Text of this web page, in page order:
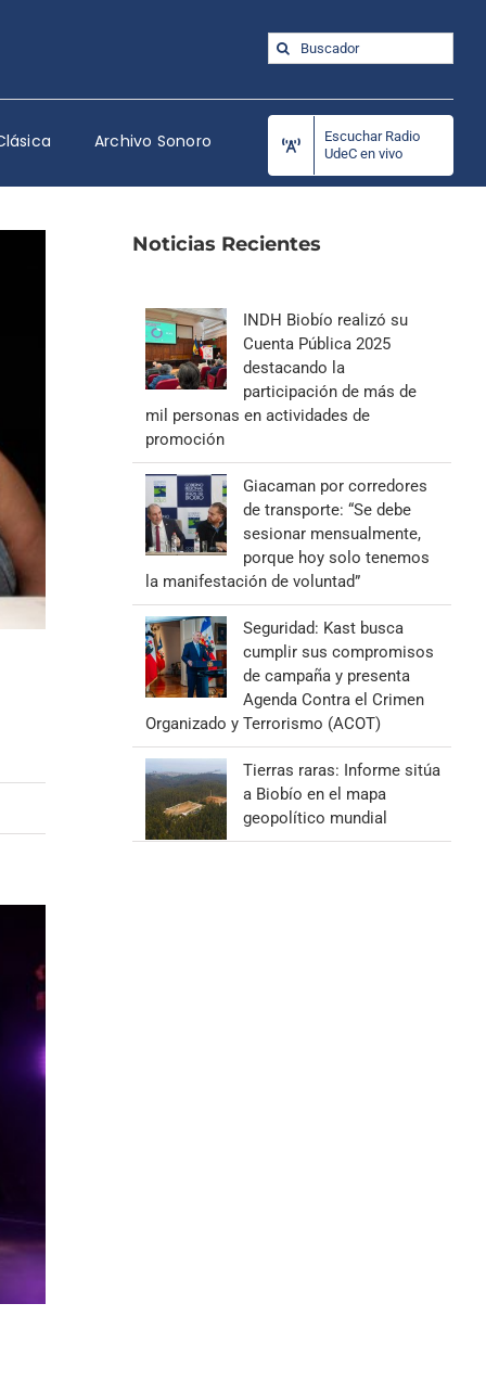
Buscar:
Archivo Sonoro
Escuchar Radio
UdeC en vivo
Noticias Recientes
INDH Biobío realizó su
Cuenta Pública 2025
destacando la
participación de más de
mil personas en actividades de
promoción
Giacaman por corredores
de transporte: “Se debe
sesionar mensualmente,
porque hoy solo tenemos
la manifestación de voluntad”
Seguridad: Kast busca
cumplir sus compromisos
de campaña y presenta
Agenda Contra el Crimen
Organizado y Terrorismo (ACOT)
Tierras raras: Informe sitúa
a Biobío en el mapa
geopolítico mundial